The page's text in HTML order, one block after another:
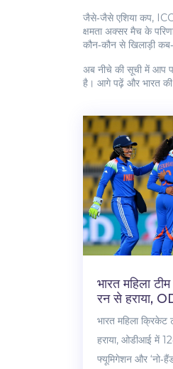
जैसे‑जैसे एशिया कप, ICC
क्षमता अक्सर मैच के
कौन‑कौन से खिलाड़ी
अब नीचे की सूची में आप
है। आगे पढ़ें और भारत की
भारत महिला
रन से हराया,
भारत महिला
हराया, ओडीआई में
फ्यूमिगेशन और